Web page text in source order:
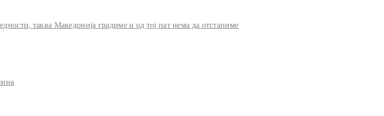
таква Македонија градиме и од тој пат нема да отстапиме